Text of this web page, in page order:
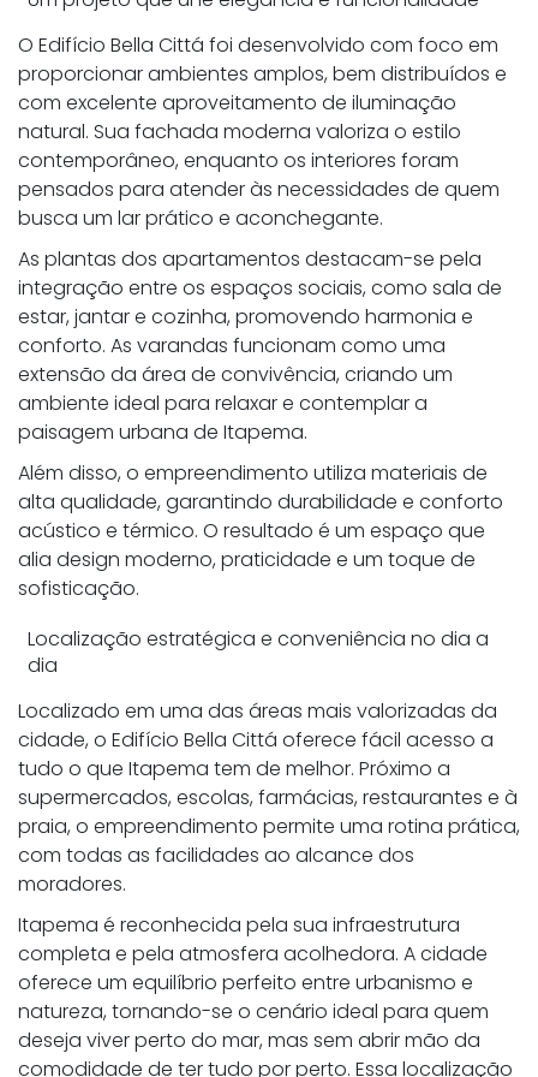
O Edifício Bella Cittá foi desenvolvido com foco em
proporcionar ambientes amplos, bem distribuídos e
com excelente aproveitamento de iluminação
natural. Sua fachada moderna valoriza o estilo
contemporâneo, enquanto os interiores foram
pensados para atender às necessidades de quem
busca um lar prático e aconchegante.
As plantas dos apartamentos destacam-se pela
integração entre os espaços sociais, como sala de
estar, jantar e cozinha, promovendo harmonia e
conforto. As varandas funcionam como uma
extensão da área de convivência, criando um
ambiente ideal para relaxar e contemplar a
paisagem urbana de Itapema.
Além disso, o empreendimento utiliza materiais de
alta qualidade, garantindo durabilidade e conforto
acústico e térmico. O resultado é um espaço que
alia design moderno, praticidade e um toque de
sofisticação.
Localização estratégica e conveniência no dia a
dia
Localizado em uma das áreas mais valorizadas da
cidade, o Edifício Bella Cittá oferece fácil acesso a
tudo o que Itapema tem de melhor. Próximo a
supermercados, escolas, farmácias, restaurantes e à
praia, o empreendimento permite uma rotina prática,
com todas as facilidades ao alcance dos
moradores.
Itapema é reconhecida pela sua infraestrutura
completa e pela atmosfera acolhedora. A cidade
oferece um equilíbrio perfeito entre urbanismo e
natureza, tornando-se o cenário ideal para quem
deseja viver perto do mar, mas sem abrir mão da
comodidade de ter tudo por perto. Essa localização